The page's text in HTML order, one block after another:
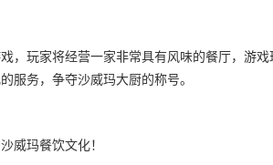
，玩家将经营一家非常具有风味的餐厅，游
服务，争夺沙威玛大厨的称号。
威玛餐饮文化！